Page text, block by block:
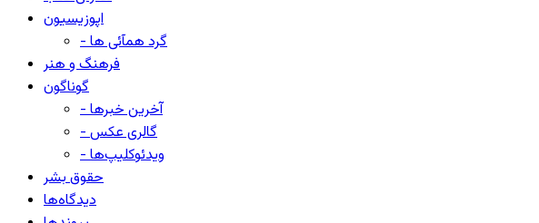
اپوزیسیون
- گرد همآئی ها
فرهنگ و هنر
گوناگون
- آخرین خبرها
- گالری عکس
- ویدئوکلیپ‌ها
حقوق بشر
دیدگاه‌ها